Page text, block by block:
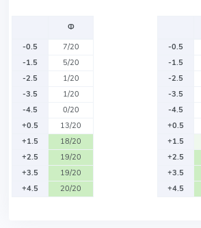
Ф
-0.5
7/20
-1.5
5/20
-2.5
1/20
-3.5
1/20
-4.5
0/20
+0.5
13/20
+1.5
18/20
+2.5
19/20
+3.5
19/20
+4.5
20/20
-0.5
-1.5
-2.5
-3.5
-4.5
+0.5
+1.5
+2.5
+3.5
+4.5